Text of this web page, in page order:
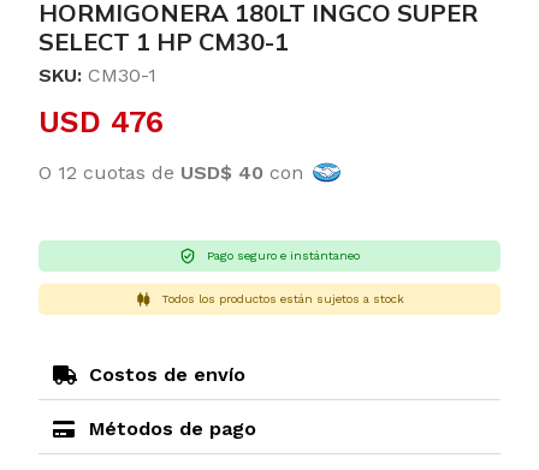
HORMIGONERA 180LT INGCO SUPER
SELECT 1 HP CM30-1
SKU: CM30-1
USD 476
O 12 cuotas de USD$ 40 con
Pago seguro e instántaneo
Todos los productos están sujetos a stock
Costos de envío
Métodos de pago